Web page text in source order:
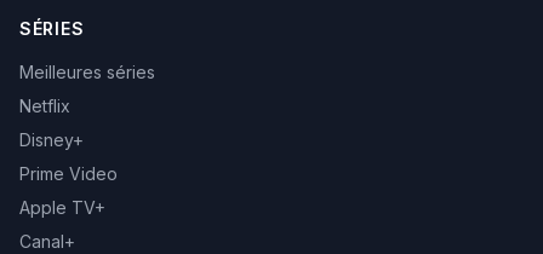
SÉRIES
Meilleures séries
Netflix
Disney+
Prime Video
Apple TV+
Canal+